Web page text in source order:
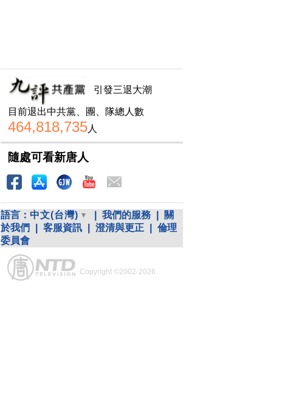
引發三退大潮
目前退出中共黨、團、隊總人數
464,818,735人
隨處可看新唐人
語言： 中文(台灣) 我們的服務
關
於我們
客服資訊 澄清與更正
倫理
委員會
Copyright ©2002-2026